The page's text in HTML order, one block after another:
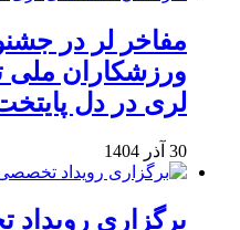
مفاخر لر در
ورزشکاران ملی
لری در دل
30 آذر 1404
برگزاری